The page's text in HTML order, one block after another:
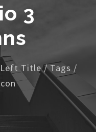
3
Title / Tags /